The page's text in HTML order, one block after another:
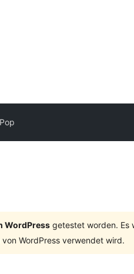
WordPress getestet worden. Es
WordPress verwendet wird.